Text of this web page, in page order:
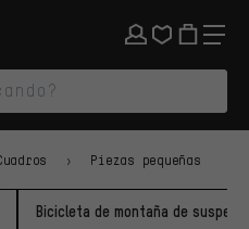
inicio
Piezas pequeñas
Bicicleta de montaña de